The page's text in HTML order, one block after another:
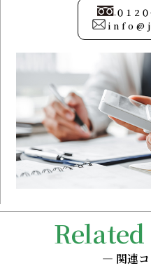
０１２
― 関連コ